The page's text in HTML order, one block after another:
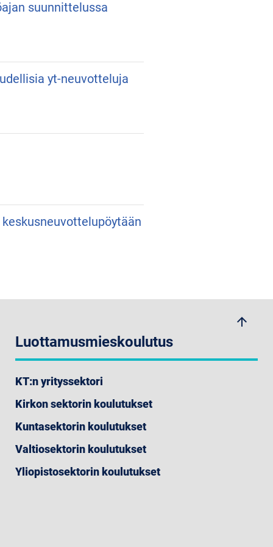
suunnittelussa
yt-neuvotteluja
arrow_upwards
Luottamusmieskoulutus
KT:n yrityssektori
Kirkon sektorin koulutukset
Kuntasektorin koulutukset
Valtiosektorin koulutukset
Yliopistosektorin koulutukset